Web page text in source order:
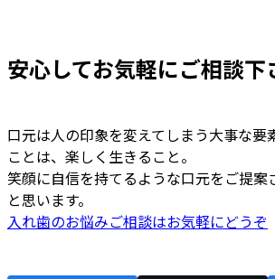
安心してお気軽にご相談下
口元は人の印象を変えてしまう大事な要
ことは、楽しく生きること。
笑顔に自信を持てるような口元をご提案
と思います。
入れ歯のお悩みご相談はお気軽にどうぞ